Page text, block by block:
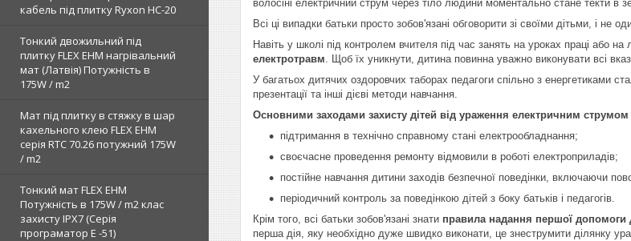
кабель під плитку Ryxon HC-20
Тонкий двожильний під
плитку FLEX EHM нагрівальний
мат (Латвія) Потужність в
175W / m2
Мат під плитку в стяжку в шар
кахельного клею FLEX EHM
серія RTC 70.26 потужний 175W
/ m2
Тонкий мат FLEX EHM
Потужність в 175W / m2 клас
захисту IPX7 (Серія
програматор Е -51)
волосіні електричний струм через тіло людини моментально стане текти
Всі ці випадки батьки просто зобов'язані обговорити зі своїми дітьми, і не
Навіть у школі під контролем вчителя під час занять на уроках праці або на
електротравм. Щоб їх уникнути, дитина повинна уважно виконувати всі
У багатьох дитячих оздоровчих таборах педагоги спільно з енергетиками
презентації та інші дієві методи навчання.
Основними заходами захисту дітей від ураження електричним струмом
підтримання в технічно справному стані електрообладнання;
своєчасне проведення ремонту відмовили в роботі електроприладів;
постійне навчання дитини заходів безпечної поведінки, включаючи
періодичний контроль за поведінкою дітей з боку батьків і педагогів.
Крім того, всі батьки зобов'язані знати правила надання першої допомоги
перша дія, яку необхідно дуже швидко виконати, це знеструмити ділянку